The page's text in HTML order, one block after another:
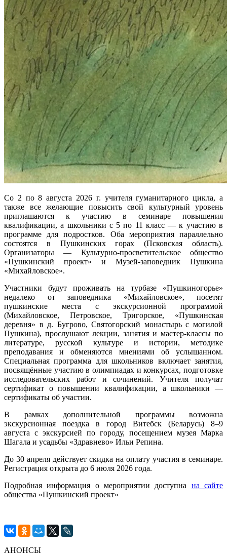
Со 2 по 8 августа 2026 г. учителя гуманитарного цикла, а
также все желающие повысить свой культурный уровень
приглашаются к участию в семинаре повышения
квалификации, а школьники с 5 по 11 класс — к участию в
программе для подростков. Оба мероприятия параллельно
состоятся в Пушкинских горах (Псковская область).
Организаторы — Культурно-просветительское общество
«Пушкинский проект» и Музей-заповедник Пушкина
«Михайловское».
Участники будут проживать на турбазе «Пушкиногорье»
недалеко от заповедника «Михайловское», посетят
пушкинские места с экскурсионной программой
(Михайловское, Петровское, Тригорское, «Пушкинская
деревня» в д. Бугрово, Святогорский монастырь с могилой
Пушкина), прослушают лекции, занятия и мастер-классы по
литературе, русской культуре и истории, методике
преподавания и обменяются мнениями об услышанном.
Специальная программа для школьников включает занятия,
посвящённые участию в олимпиадах и конкурсах, подготовке
исследовательских работ и сочинений. Учителя получат
сертификат о повышении квалификации, а школьники —
сертификаты об участии.
В рамках дополнительной программы возможна
экскурсионная поездка в город Витебск (Беларусь) 8–9
августа с экскурсией по городу, посещением музея Марка
Шагала и усадьбы «Здравнево» Ильи Репина.
До 30 апреля действует скидка на оплату участия в семинаре.
Регистрация открыта до 6 июля 2026 года.
Подробная информация о мероприятии доступна на сайте
общества «Пушкинский проект»
АНОНСЫ